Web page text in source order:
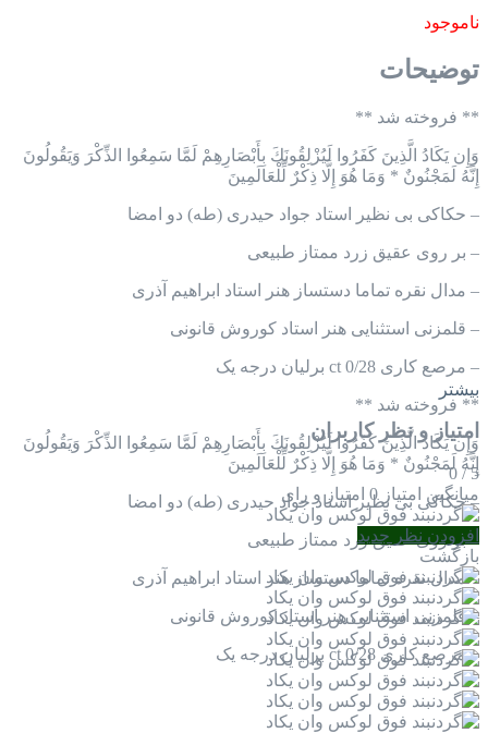
ناموجود
توضیحات
** فروخته شد **
وَإِن يَكَادُ الَّذِينَ كَفَرُوا لَيُزْلِقُونَكَ بِأَبْصَارِهِمْ لَمَّا سَمِعُوا الذِّكْرَ وَيَقُولُونَ
إِنَّهُ لَمَجْنُونٌ * وَمَا هُوَ إِلَّا ذِكْرٌ لِّلْعَالَمِينَ
– حکاکی بی نظیر استاد جواد حیدری (طه) دو امضا
– بر روی عقیق زرد ممتاز طبیعی
– مدال نقره تماما دستساز هنر استاد ابراهیم آذری
– قلمزنی استثنایی هنر استاد کوروش قانونی
– مرصع کاری 0/28 ct برلیان درجه یک
** فروخته شد **
وَإِن يَكَادُ الَّذِينَ كَفَرُوا لَيُزْلِقُونَكَ بِأَبْصَارِهِمْ لَمَّا سَمِعُوا الذِّكْرَ وَيَقُولُونَ
إِنَّهُ لَمَجْنُونٌ * وَمَا هُوَ إِلَّا ذِكْرٌ لِّلْعَالَمِينَ
– حکاکی بی نظیر استاد جواد حیدری (طه) دو امضا
– بر روی عقیق زرد ممتاز طبیعی
– مدال نقره تماما دستساز هنر استاد ابراهیم آذری
– قلمزنی استثنایی هنر استاد کوروش قانونی
– مرصع کاری 0/28 ct برلیان درجه یک
بیشتر
امتیاز و نظر کاربران
5
/
0
میانگین امتیاز 0 امتیاز و رای
افزودن نظر جدید
بازگشت